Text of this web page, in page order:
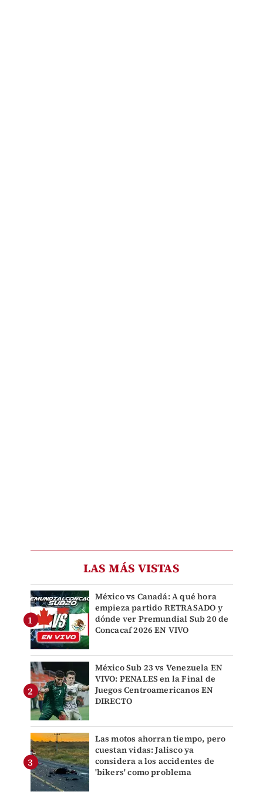
LAS MÁS VISTAS
México vs Canadá: A qué hora
empieza partido RETRASADO y
dónde ver Premundial Sub 20 de
Concacaf 2026 EN VIVO
México Sub 23 vs Venezuela EN
VIVO: PENALES en la Final de
Juegos Centroamericanos EN
DIRECTO
Las motos ahorran tiempo, pero
cuestan vidas: Jalisco ya
considera a los accidentes de
'bikers' como problema